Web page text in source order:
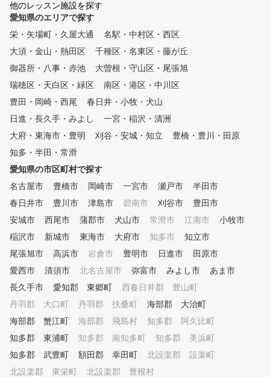
に様々な時間帯でレッスンを行っています。 ③ 完全少
人数体制のレッスン 各コース最大5名に対して、
プロインストラクター1名がマンツーマン方式で指導しま
冬は暖かい、紫外線も気にならない。 ⑤ 初めての方か
ら上級者まで個別のカリキュラム（ジュニアは小学1年生
ラムを作成し、習得度に合わせて指導します。 ⑥ 練習
器具を使ったドリルレッスン 150種類以上の練習
方法より、受講生に合った練習方法を提案します。 ⑦
ビューに備えて、模擬ラウンドを体験できます。 ⑧ ラ
ウンドレッスン 初心者のコースデビューから中上
級者のベストスコア更新までしっかりサポート。 ～プラ
ンのご説明～ ※ワンポイントレッスン、曜日・時間帯別
・回数券（4回か8回）でプランが分かれております。 ご
希望に合ったプランをお選びください♪
他のレッスン施設を探す
愛知県のエリアで探す
栄・矢場町・久屋大通
名駅・中村区・西区
大須・金山・熱田区
千種区・名東区・藤が丘
御器所・八事・赤池
大曽根・守山区・尾張旭
瑞穂区・天白区・緑区
南区・港区・中川区
豊田・岡崎・西尾
春日井・小牧・犬山
日進・長久手・みよし
一宮・稲沢・清洲
大府・東海市・豊明
刈谷・安城・知立
豊橋・豊川・田原
知多・半田・常滑
愛知県の市区町村で探す
名古屋市
豊橋市 岡崎市 一宮市 瀬戸市
半田市
春日井市
豊川市 津島市 碧南市 刈谷市
豊田市
安城市
西尾市 蒲郡市 犬山市 常滑市 江南市
小牧市
稲沢市
新城市 東海市 大府市 知多市
知立市
尾張旭市
高浜市 岩倉市 豊明市 日進市
田原市
愛西市
清須市 北名古屋市 弥富市 みよし市
あま市
長久手市
愛知郡 東郷町
西春日井郡 豊山町
丹羽郡 大口町
丹羽郡 扶桑町
海部郡 大治町
海部郡 蟹江町
海部郡 飛島村
知多郡 阿久比町
知多郡 東浦町
知多郡 南知多町
知多郡 美浜町
知多郡 武豊町
額田郡 幸田町
北設楽郡 設楽町
北設楽郡 東栄町
北設楽郡 豊根村